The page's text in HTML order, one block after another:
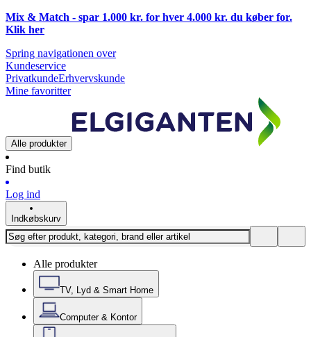
Mix & Match - spar 1.000 kr. for hver 4.000 kr. du køber for.
Klik her
Spring navigationen over
Kundeservice
PrivatkundeErhvervskunde
Mine favoritter
Alle produkter
Find butik
Log ind
Indkøbskurv
Alle produkter
TV, Lyd & Smart Home
Computer & Kontor